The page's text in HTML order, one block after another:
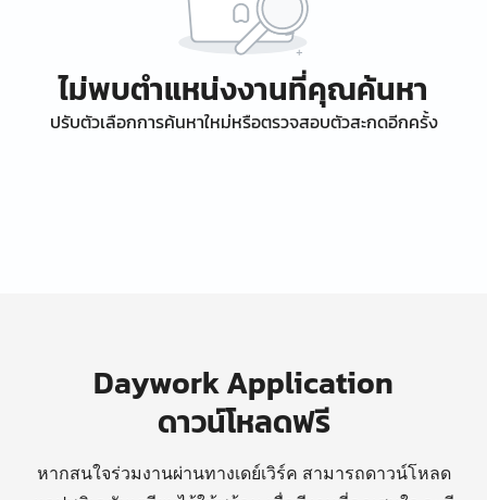
ไม่พบตำแหน่งงานที่คุณค้นหา
ปรับตัวเลือกการค้นหาใหม่หรือตรวจสอบตัวสะกดอีกครั้ง
Daywork Application
ดาวน์โหลดฟรี
หากสนใจร่วมงานผ่านทางเดย์เวิร์ค สามารถดาวน์โหลด